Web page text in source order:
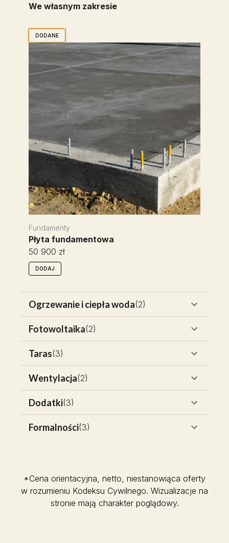
We własnym zakresie
DODANE
Fundamenty
Płyta fundamentowa
50 900 zł
DODAJ
Ogrzewanie i ciepła woda(2)
Fotowoltaika(2)
Taras(3)
Wentylacja(2)
Dodatki(3)
Formalności(3)
*Cena orientacyjna, netto, niestanowiąca oferty
w rozumieniu Kodeksu Cywilnego. Wizualizacje na
stronie mają charakter poglądowy.